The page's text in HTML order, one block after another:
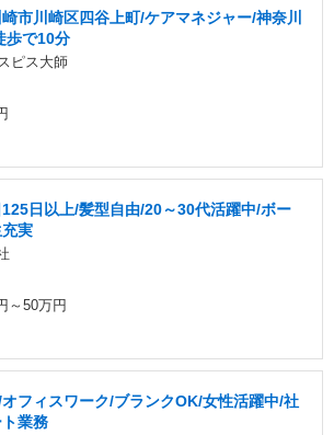
市川崎区四谷上町/ケアマネジャー/神奈川
歩で10分
ピス大師
日以上/髪型自由/20～30代活躍中/ボー
実
～50万円
フィスワーク/ブランクOK/女性活躍中/社
業務